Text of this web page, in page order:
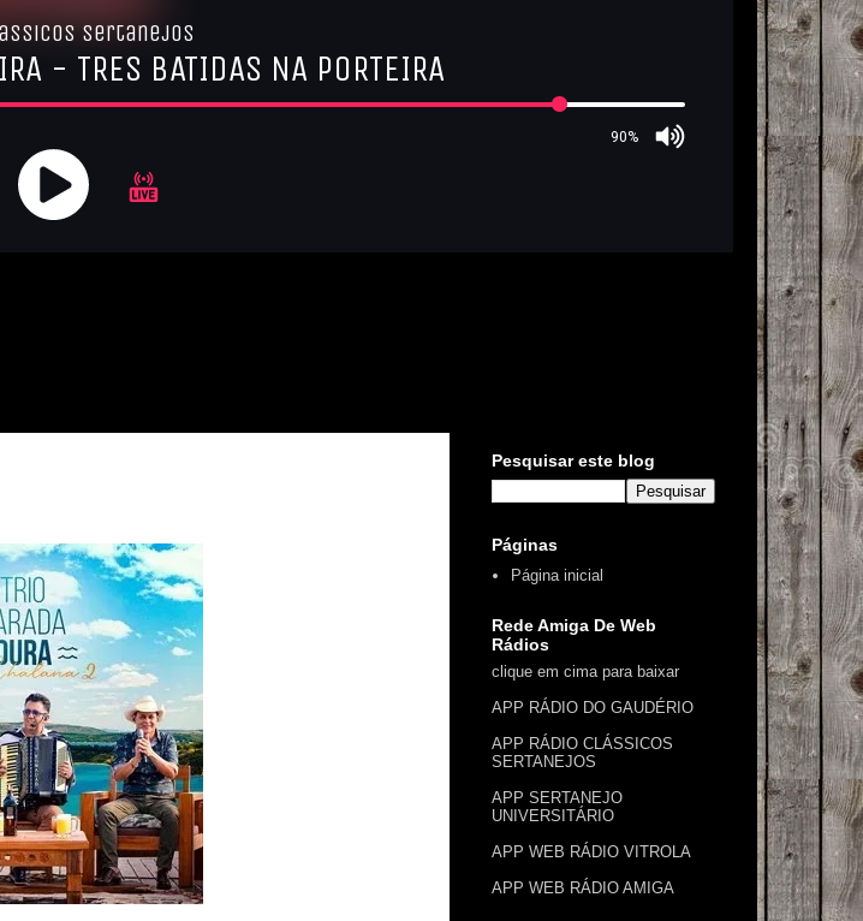
Pesquisar este blog
Páginas
Página inicial
Rede Amiga De Web
Rádios
clique em cima para baixar
APP RÁDIO DO GAUDÉRIO
APP RÁDIO CLÁSSICOS
SERTANEJOS
APP SERTANEJO
UNIVERSITÁRIO
APP WEB RÁDIO VITROLA
APP WEB RÁDIO AMIGA